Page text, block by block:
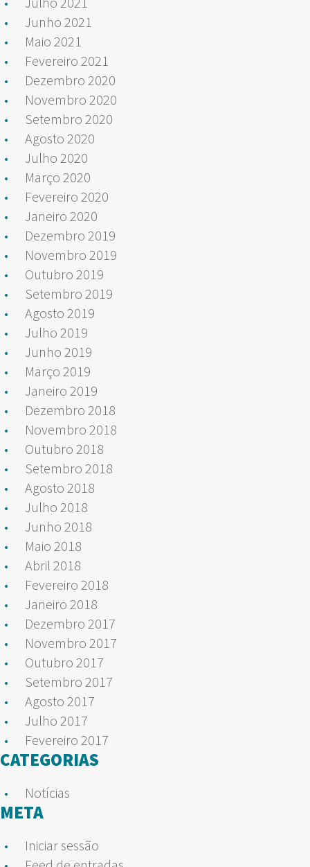
Junho 2021
Maio 2021
Fevereiro 2021
Dezembro 2020
Novembro 2020
Setembro 2020
Agosto 2020
Julho 2020
Março 2020
Fevereiro 2020
Janeiro 2020
Dezembro 2019
Novembro 2019
Outubro 2019
Setembro 2019
Agosto 2019
Julho 2019
Junho 2019
Março 2019
Janeiro 2019
Dezembro 2018
Novembro 2018
Outubro 2018
Setembro 2018
Agosto 2018
Julho 2018
Junho 2018
Maio 2018
Abril 2018
Fevereiro 2018
Janeiro 2018
Dezembro 2017
Novembro 2017
Outubro 2017
Setembro 2017
Agosto 2017
Julho 2017
Fevereiro 2017
CATEGORIAS
Notícias
META
Iniciar sessão